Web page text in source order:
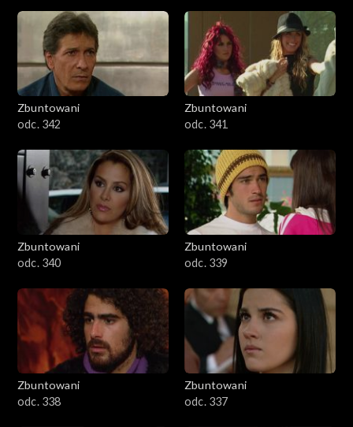
Zbuntowani
odc. 342
Zbuntowani
odc. 341
Zbuntowani
odc. 340
Zbuntowani
odc. 339
Zbuntowani
odc. 338
Zbuntowani
odc. 337